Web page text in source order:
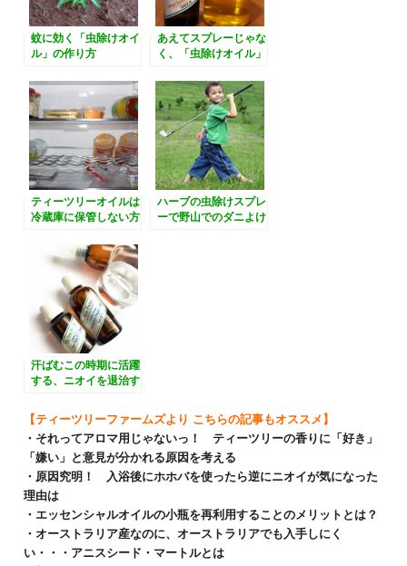
蚊に効く「虫除けオイ
ル」の作り方
あえてスプレーじゃな
く、「虫除けオイル」
作り方
ティーツリーオイルは
冷蔵庫に保管しない方
ハーブの虫除けスプレ
ーで野山でのダニよけ
汗ばむこの時期に活躍
する、ニオイを退治す
り方
【ティーツリーファームズより こちらの記事もオススメ】
・それってアロマ用じゃないっ！ ティーツリーの香りに「好き」
「嫌い」と意見が分かれる原因を考える
・原因究明！ 入浴後にホホバを使ったら逆にニオイが気になった
理由は
・エッセンシャルオイルの小瓶を再利用することのメリットとは？
・オーストラリア産なのに、オーストラリアでも入手しにく
い・・・アニスシード・マートルとは